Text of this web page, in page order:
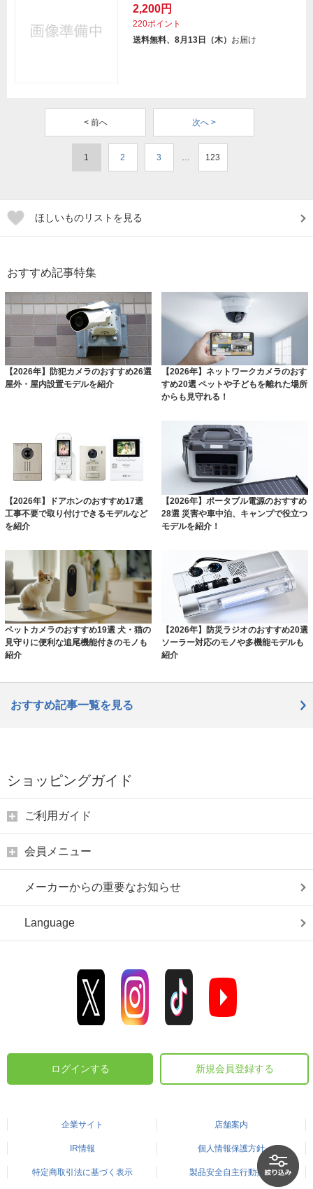
2,200円
220ポイント
送料無料、8月13日（木） お届け
< 前へ 次へ >
1 2 3 … 123
ほしいものリストを見る
おすすめ記事特集
【2026年】防犯カメラのおすすめ26選
屋外・屋内設置モデルを紹介
【2026年】ネットワークカメラのおす
すめ20選 ペットや子どもを離れた場所
からも見守れる！
【2026年】ドアホンのおすすめ17選
工事不要で取り付けできるモデルなど
を紹介
【2026年】ポータブル電源のおすすめ
28選 災害や車中泊、キャンプで役立つ
モデルを紹介！
ペットカメラのおすすめ19選 犬・猫の
見守りに便利な追尾機能付きのモノも
紹介
【2026年】防災ラジオのおすすめ20選
ソーラー対応のモノや多機能モデルも
紹介
おすすめ記事一覧を見る
ショッピングガイド
ご利用ガイド
会員メニュー
メーカーからの重要なお知らせ
Language
ログインする 新規会員登録する
企業サイト 店舗案内
IR情報 個人情報保護方針
特定商取引法に基づく表示 製品安全自主行動指針